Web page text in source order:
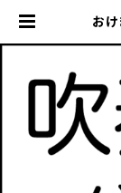
お
ーク